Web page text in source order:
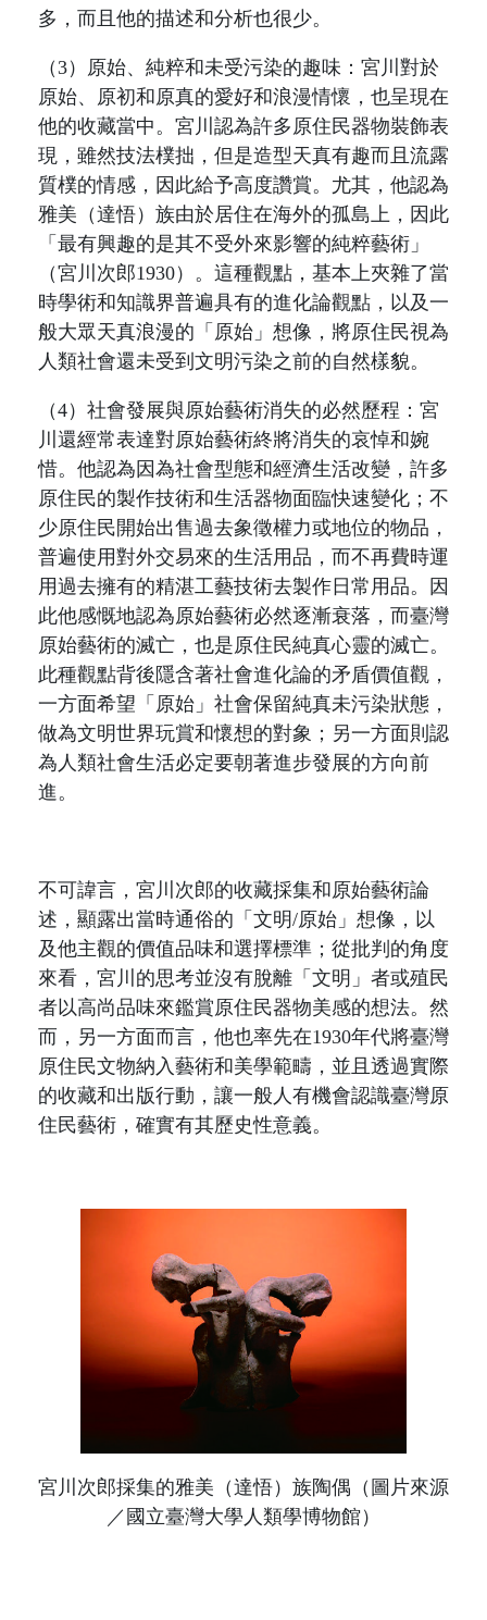
多，而且他的描述和分析也很少。
（3）原始、純粹和未受污染的趣味： 宮川對於
原始、原初和原真的愛好和浪漫情懷，也呈現在
他的收藏當中。宮川認為許多原住民器物裝飾表
現，雖然技法樸拙，但是造型天真有趣而且流露
質樸的情感，因此給予高度讚賞。尤其，他認為
雅美（達悟）族由於居住在海外的孤島上，因此
「最有興趣的是其不受外來影響的純粹藝術」
（宮川次郎1930）。 這種觀點，基本上夾雜了當
時學術和知識界普遍具有的進化論觀點，以及一
般大眾天真浪漫的「原始」想像，將原住民視為
人類社會還未受到文明污染之前的自然樣貌。
（4）社會發展與原始藝術消失的必然歷程：宮
川還經常表達對原始藝術終將消失的哀悼和婉
惜。他認為因為社會型態和經濟生活改變，許多
原住民的製作技術和生活器物面臨快速變化；不
少原住民開始出售過去象徵權力或地位的物品，
普遍使用對外交易來的生活用品，而不再費時運
用過去擁有的精湛工藝技術去製作日常用品。因
此他感慨地認為原始藝術必然逐漸衰落，而臺灣
原始藝術的滅亡，也是原住民純真心靈的滅亡。
此種觀點背後隱含著社會進化論的矛盾價值觀，
一方面希望「原始」社會保留純真未污染狀態，
做為文明世界玩賞和懷想的對象；另一方面則認
為人類社會生活必定要朝著進步發展的方向前
進。
不可諱言，宮川次郎的收藏採集和原始藝術論
述，顯露出當時通俗的「文明/原始」想像，以
及他主觀的價值品味和選擇標準；從批判的角度
來看，宮川的思考並沒有脫離「文明」者或殖民
者以高尚品味來鑑賞原住民器物美感的想法。然
而，另一方面而言，他也率先在1930年代將臺灣
原住民文物納入藝術和美學範疇，並且透過實際
的收藏和出版行動，讓一般人有機會認識臺灣原
住民藝術，確實有其歷史性意義。
宮川次郎採集的雅美（達悟）族陶偶（圖片來源
／國立臺灣大學人類學博物館）